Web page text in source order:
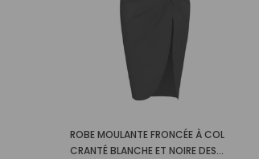
ROBE MOULANTE FRONCÉE À COL
CRANTÉ BLANCHE ET NOIRE DES